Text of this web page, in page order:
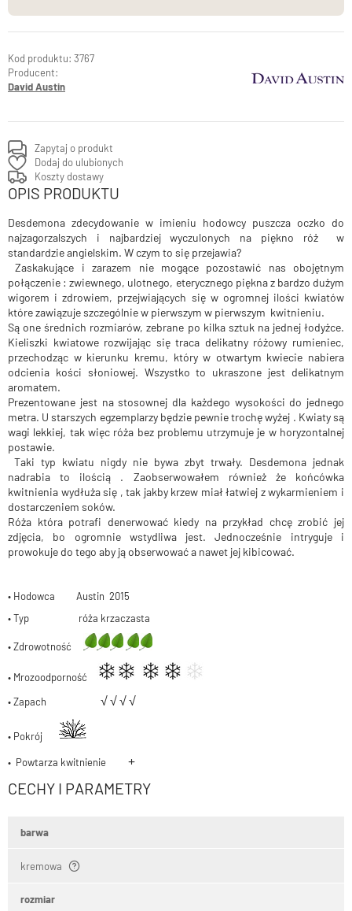
3767
Producent:
David Austin
Zapytaj o produkt
Dodaj do ulubionych
Koszty dostawy
OPIS PRODUKTU
Desdemona zdecydowanie w imieniu hodowcy puszcza oczko do
najzagorzalszych i najbardziej wyczulonych na piękno róż w
standardzie angielskim. W czym to się przejawia?
Zaskakujące i zarazem nie mogące pozostawić nas obojętnym
połączenie : zwiewnego, ulotnego, eterycznego piękna z bardzo dużym
wigorem i zdrowiem, przejwiających się w ogromnej ilości kwiatów
które zawiązuje szczególnie w pierwszym w pierwszym kwitnieniu.
Są one średnich rozmiarów, zebrane po kilka sztuk na jednej łodyżce.
Kieliszki kwiatowe rozwijając się traca delikatny różowy rumieniec,
przechodząc w kierunku kremu, który w otwartym kwiecie nabiera
odcienia kości słoniowej. Wszystko to ukraszone jest delikatnym
aromatem.
Prezentowane jest na stosownej dla każdego wysokości do jednego
metra. U starszych egzemplarzy będzie pewnie trochę wyżej . Kwiaty są
wagi lekkiej, tak więc róża bez problemu utrzymuje je w horyzontalnej
postawie.
Taki typ kwiatu nigdy nie bywa zbyt trwały. Desdemona jednak
nadrabia to ilością . Zaobserwowałem również że końcówka
kwitnienia wydłuża się , tak jakby krzew miał łatwiej z wykarmieniem i
dostarczeniem soków.
Róża która potrafi denerwować kiedy na przykład chcę zrobić jej
zdjęcia, bo ogromnie wstydliwa jest. Jednocześnie intryguje i
prowokuje do tego aby ją obserwować a nawet jej kibicować.
• Hodowca Austin 2015
• Typ róża krzaczasta
• Zdrowotność
• Mrozoodporność
• Zapach √ √ √√
• Pokrój
• Powtarza kwitnienie +
CECHY I PARAMETRY
barwa
kremowa
rozmiar